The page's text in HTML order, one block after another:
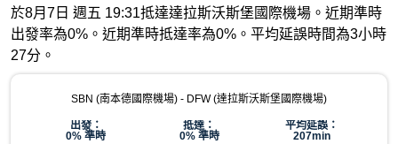
於8月7日 週五 19:31抵達達拉斯沃斯堡國際機場。近期準時
出發率為0%。近期準時抵達率為0%。平均延誤時間為3小時
27分。
SBN (南本德國際機場) - DFW (達拉斯沃斯堡國際機場)
出發：
0% 準時
抵達：
0% 準時
平均延誤：
207min